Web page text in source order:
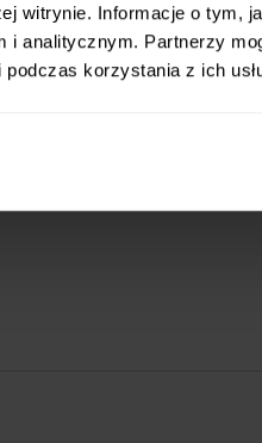
witrynie. Informacje o tym,
i analitycznym. Partnerzy
korzystania z ich
i nawilża skórę zapewniając
łatwe zdejmowanie.
w temperaturze do 60°C.
przez
(145,5/208,5 /42,5-104